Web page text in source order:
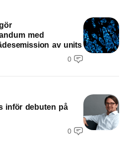
med
av units
0
inför debuten på
0